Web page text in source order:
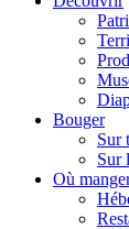
Bouger
Sur
Sur
Où